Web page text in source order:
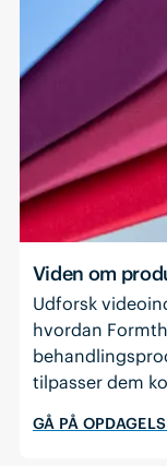
Viden om
Udforsk
hvordan
tilpasser dem
GÅ PÅ